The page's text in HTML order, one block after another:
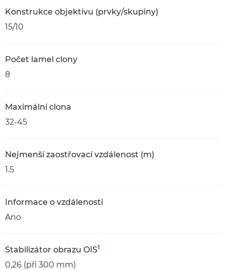
Konstrukce objektivu (prvky/skupiny)
15/10
Počet lamel clony
8
Maximální clona
32-45
Nejmenší zaostřovací vzdálenost (m)
1.5
Informace o vzdálenosti
Ano
Stabilizátor obrazu OIS1
0,26 (při 300 mm)